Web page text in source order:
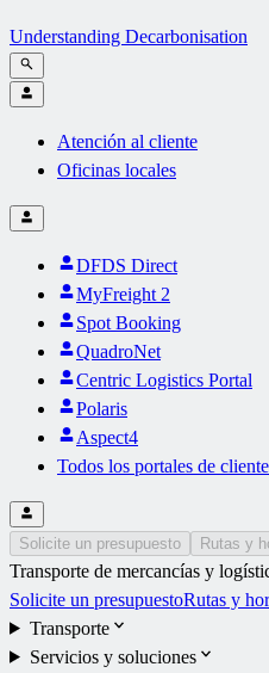
Understanding Decarbonisation
Atención al cliente
Oficinas locales
DFDS Direct
MyFreight 2
Spot Booking
QuadroNet
Centric Logistics Portal
Polaris
Aspect4
Todos los portales de
Solicite un presupuesto Rutas y
Transporte de mercancías y
Solicite un presupuestoRutas y
Transporte
Servicios y soluciones